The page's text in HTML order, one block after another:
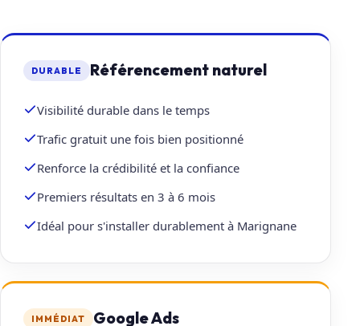
DURABLE Référencement naturel
Visibilité durable dans le temps
Trafic gratuit une fois bien positionné
Renforce la crédibilité et la confiance
Premiers résultats en 3 à 6 mois
Idéal pour s'installer durablement à Marignane
IMMÉDIAT Google Ads